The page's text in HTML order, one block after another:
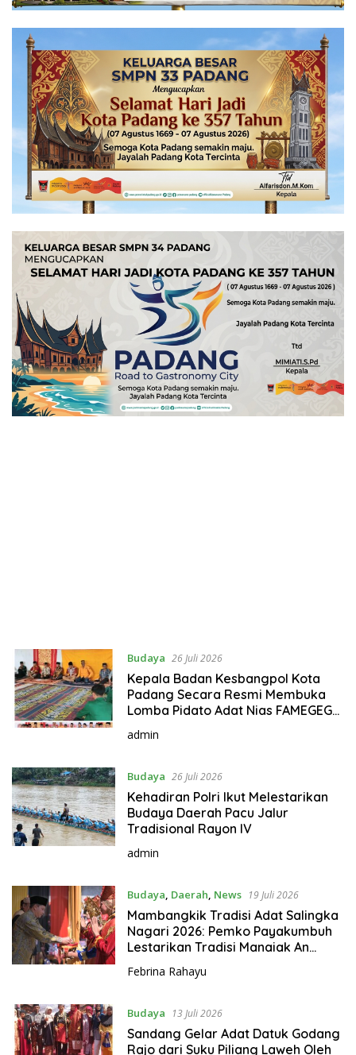
Budaya 26 Juli 2026
Kepala Badan Kesbangpol Kota
Padang Secara Resmi Membuka
Lomba Pidato Adat Nias FAMEGEGO
se-Sumatera Barat
admin
Budaya 26 Juli 2026
Kehadiran Polri Ikut Melestarikan
Budaya Daerah Pacu Jalur
Tradisional Rayon IV
admin
Budaya, Daerah, News 19 Juli 2026
Mambangkik Tradisi Adat Salingka
Nagari 2026: Pemko Payakumbuh
Lestarikan Tradisi Manaiak An
Siriah
Febrina Rahayu
Budaya 13 Juli 2026
Sandang Gelar Adat Datuk Godang
Rajo dari Suku Piliang Laweh Oleh